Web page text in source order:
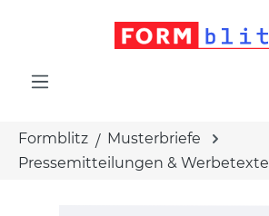
Formblitz
Musterbriefe
Pressemitteilungen & Werbetexte